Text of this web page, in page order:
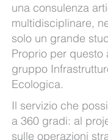
una consulenza
multidisciplinare,
solo un grande
Proprio per questo
gruppo
Ecologica.
Il servizio che
a 360 gradi: al
sulle operazioni